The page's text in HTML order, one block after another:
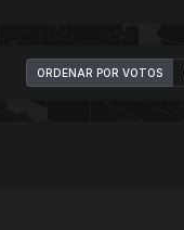
ORDENAR POR VOTOS